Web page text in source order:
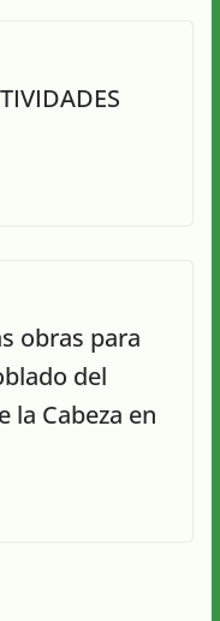
obras para
del
la Cabeza en